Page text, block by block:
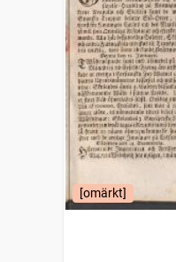
[omärkt]